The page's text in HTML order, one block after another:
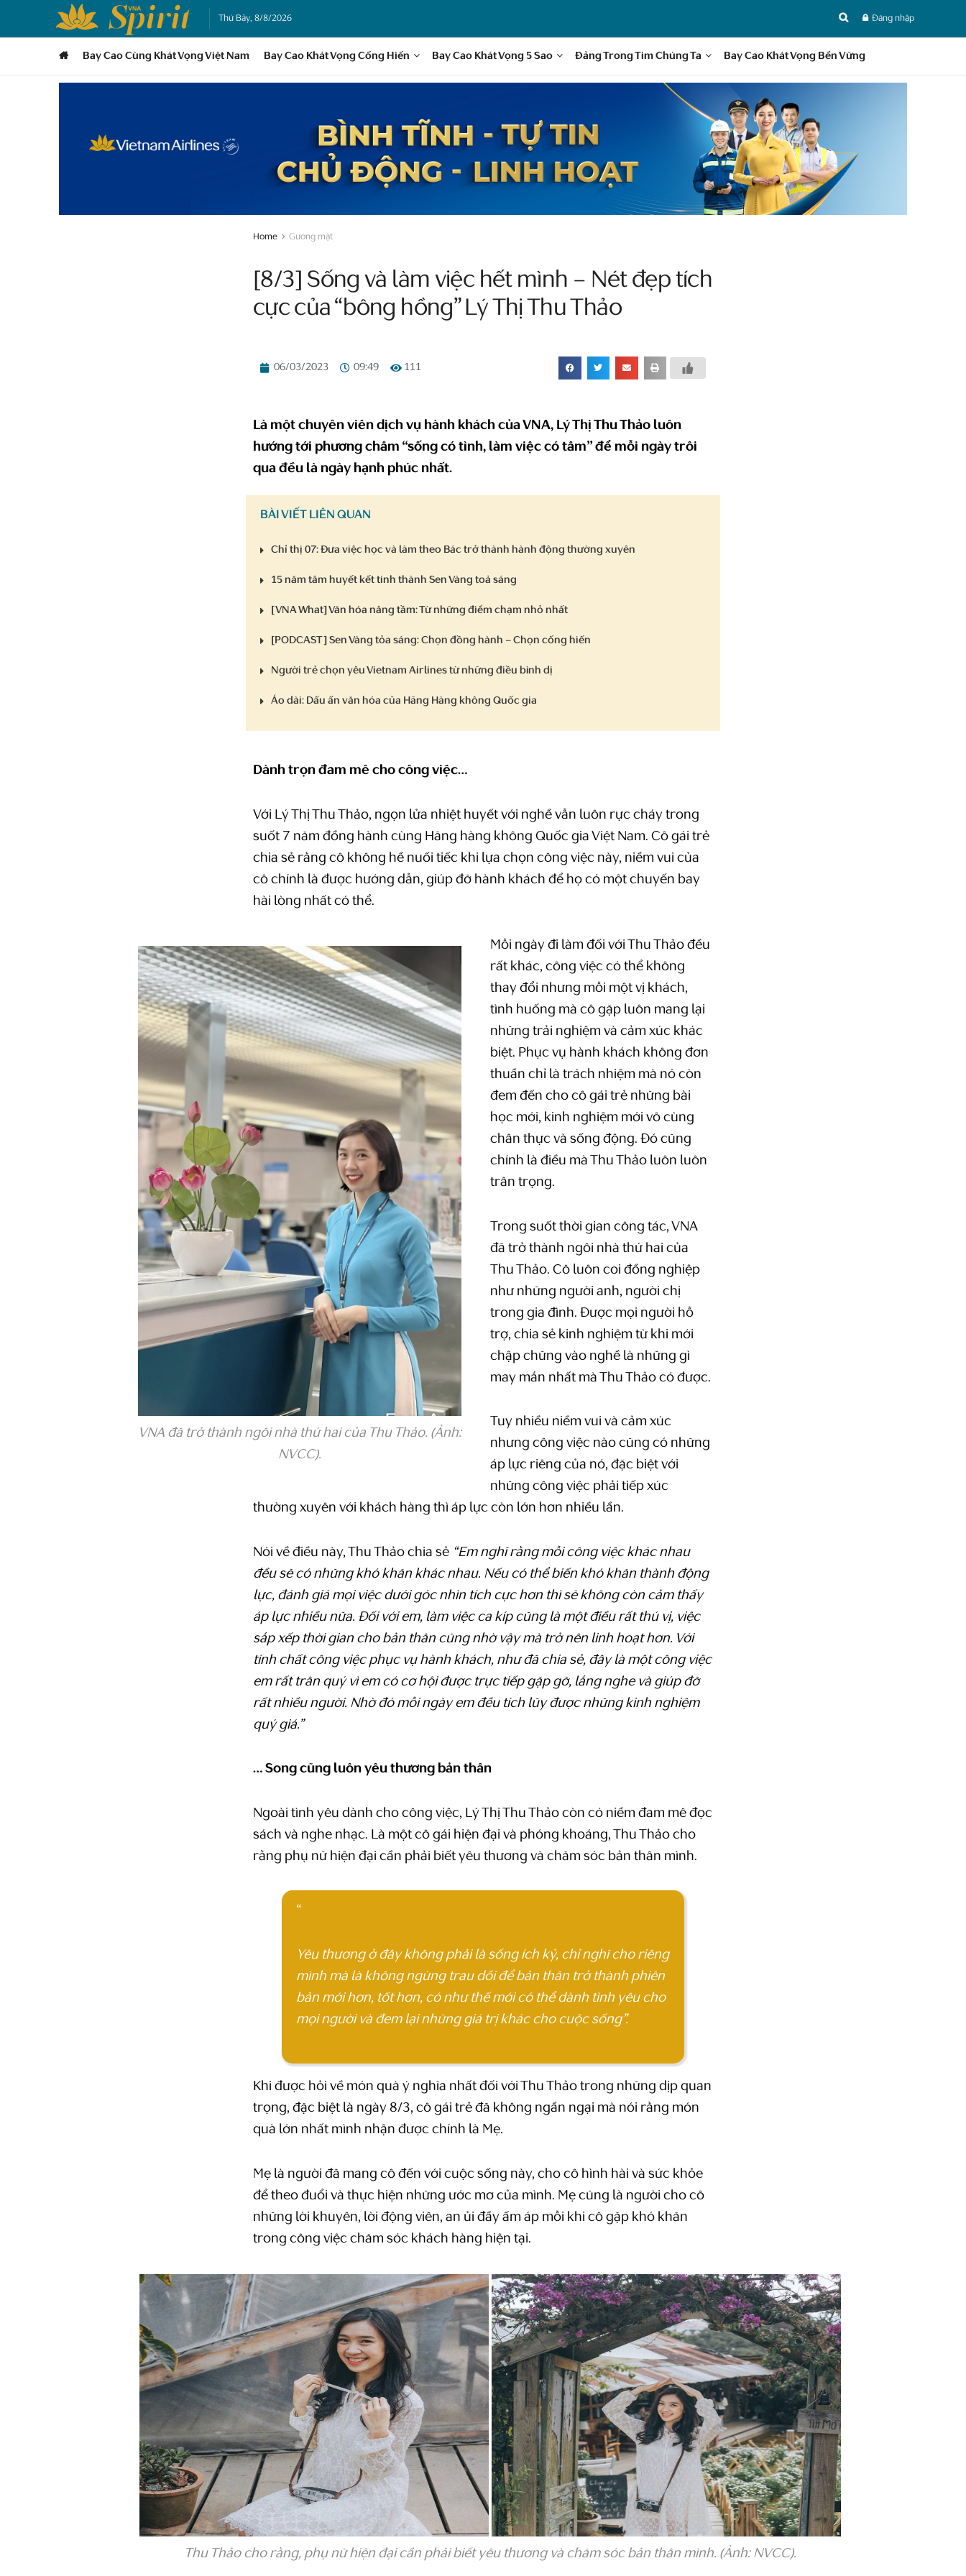
Thứ Bảy, 8/8/2026 Đăng nhập
Bay Cao Cùng Khát Vọng Việt Nam Bay Cao Khát Vọng Cống Hiến Bay Cao Khát Vọng 5 Sao Đảng Trong Tim Chúng Ta Bay Cao Khát Vọng Bền Vững
Home Gương mặt
[8/3] Sống và làm việc hết mình – Nét đẹp tích
cực của “bông hồng” Lý Thị Thu Thảo
06/03/2023 09:49 111
Là một chuyên viên dịch vụ hành khách của VNA, Lý Thị Thu Thảo luôn
hướng tới phương châm “sống có tình, làm việc có tâm” để mỗi ngày trôi
qua đều là ngày hạnh phúc nhất.
BÀI VIẾT LIÊN QUAN
Chỉ thị 07: Đưa việc học và làm theo Bác trở thành hành động thường xuyên
15 năm tâm huyết kết tinh thành Sen Vàng toả sáng
[VNA What] Văn hóa nâng tầm: Từ những điểm chạm nhỏ nhất
[PODCAST] Sen Vàng tỏa sáng: Chọn đồng hành – Chọn cống hiến
Người trẻ chọn yêu Vietnam Airlines từ những điều bình dị
Áo dài: Dấu ấn văn hóa của Hãng Hàng không Quốc gia
Dành trọn đam mê cho công việc…
Với Lý Thị Thu Thảo, ngọn lửa nhiệt huyết với nghề vẫn luôn rực cháy trong
suốt 7 năm đồng hành cùng Hãng hàng không Quốc gia Việt Nam. Cô gái trẻ
chia sẻ rằng cô không hề nuối tiếc khi lựa chọn công việc này, niềm vui của
cô chính là được hướng dẫn, giúp đỡ hành khách để họ có một chuyến bay
hài lòng nhất có thể.
VNA đã trở thành ngôi nhà thứ hai của Thu Thảo. (Ảnh:
NVCC).
Mỗi ngày đi làm đối với Thu Thảo đều
rất khác, công việc có thể không
thay đổi nhưng mỗi một vị khách,
tình huống mà cô gặp luôn mang lại
những trải nghiệm và cảm xúc khác
biệt. Phục vụ hành khách không đơn
thuần chỉ là trách nhiệm mà nó còn
đem đến cho cô gái trẻ những bài
học mới, kinh nghiệm mới vô cùng
chân thực và sống động. Đó cũng
chính là điều mà Thu Thảo luôn luôn
trân trọng.
Trong suốt thời gian công tác, VNA
đã trở thành ngôi nhà thứ hai của
Thu Thảo. Cô luôn coi đồng nghiệp
như những người anh, người chị
trong gia đình. Được mọi người hỗ
trợ, chia sẻ kinh nghiệm từ khi mới
chập chững vào nghề là những gì
may mắn nhất mà Thu Thảo có được.
Tuy nhiều niềm vui và cảm xúc
nhưng công việc nào cũng có những
áp lực riêng của nó, đặc biệt với
những công việc phải tiếp xúc
thường xuyên với khách hàng thì áp lực còn lớn hơn nhiều lần.
Nói về điều này, Thu Thảo chia sẻ “Em nghĩ rằng mỗi công việc khác nhau
đều sẽ có những khó khăn khác nhau. Nếu có thể biến khó khăn thành động
lực, đánh giá mọi việc dưới góc nhìn tích cực hơn thì sẽ không còn cảm thấy
áp lực nhiều nữa. Đối với em, làm việc ca kíp cũng là một điều rất thú vị, việc
sắp xếp thời gian cho bản thân cũng nhờ vậy mà trở nên linh hoạt hơn. Với
tính chất công việc phục vụ hành khách, như đã chia sẻ, đây là một công việc
em rất trân quý vì em có cơ hội được trực tiếp gặp gỡ, lắng nghe và giúp đỡ
rất nhiều người. Nhờ đó mỗi ngày em đều tích lũy được những kinh nghiệm
quý giá.”
… Song cũng luôn yêu thương bản thân
Ngoài tình yêu dành cho công việc, Lý Thị Thu Thảo còn có niềm đam mê đọc
sách và nghe nhạc. Là một cô gái hiện đại và phóng khoáng, Thu Thảo cho
rằng phụ nữ hiện đại cần phải biết yêu thương và chăm sóc bản thân mình.
“
Yêu thương ở đây không phải là sống ích kỷ, chỉ nghĩ cho riêng
mình mà là không ngừng trau dồi để bản thân trở thành phiên
bản mới hơn, tốt hơn, có như thế mới có thể dành tình yêu cho
mọi người và đem lại những giá trị khác cho cuộc sống”.
Khi được hỏi về món quà ý nghĩa nhất đối với Thu Thảo trong những dịp quan
trọng, đặc biệt là ngày 8/3, cô gái trẻ đã không ngần ngại mà nói rằng món
quà lớn nhất mình nhận được chính là Mẹ.
Mẹ là người đã mang cô đến với cuộc sống này, cho cô hình hài và sức khỏe
để theo đuổi và thực hiện những ước mơ của mình. Mẹ cũng là người cho cô
những lời khuyên, lời động viên, an ủi đầy ấm áp mỗi khi cô gặp khó khăn
trong công việc chăm sóc khách hàng hiện tại.
Thu Thảo cho rằng, phụ nữ hiện đại cần phải biết yêu thương và chăm sóc bản thân mình. (Ảnh: NVCC).